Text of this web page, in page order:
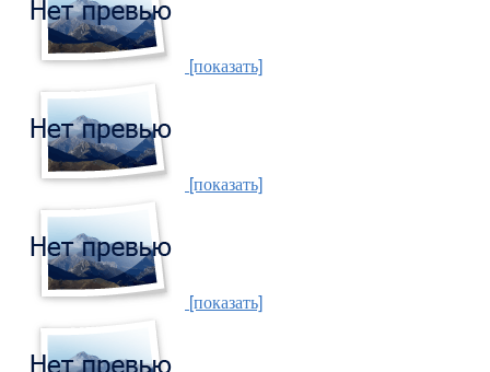
[показать]
[показать]
[показать]